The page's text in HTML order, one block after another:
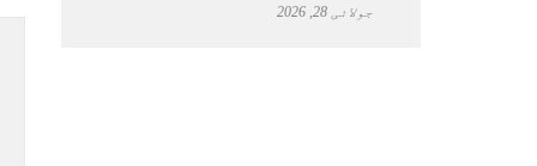
جولائی 28, 2026